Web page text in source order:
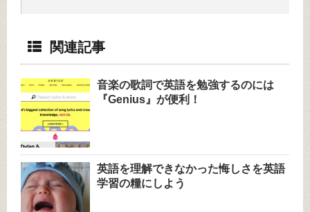
関連記事
音楽の歌詞で英語を勉強するのには
『Genius』が便利！
英語を理解できなかった悔しさを英語
学習の糧にしよう